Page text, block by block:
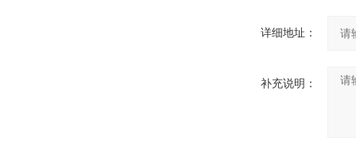
详细地址：
补充说明：